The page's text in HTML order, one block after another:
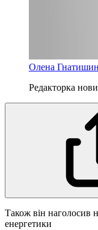
Олена
Редакторка
Також він наголосив
енергетики